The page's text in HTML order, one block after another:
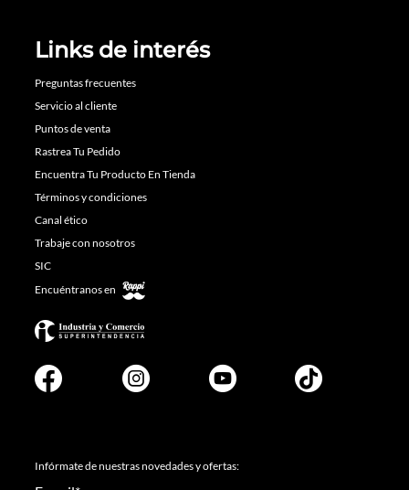
Links de interés
Preguntas frecuentes
Servicio al cliente
Puntos de venta
Rastrea Tu Pedido
Encuentra Tu Producto En Tienda
Términos y condiciones
Canal ético
Trabaje con nosotros
SIC
Encuéntranos en
Infórmate de nuestras novedades y ofertas: